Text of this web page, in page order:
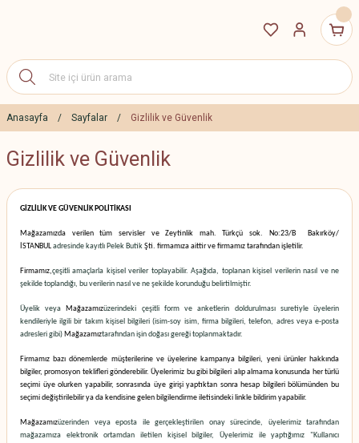
Anasayfa Sayfalar Gizlilik ve Güvenlik
Gizlilik ve Güvenlik
GİZLİLİK VE GÜVENLİK POLİTİKASI
Mağazamızda verilen tüm servisler ve Zeytinlik mah. Türkçü sok. No:23/B Bakırköy/
İSTANBULadresinde kayıtlı Pelek ButikŞti. firmamıza aittir ve firmamız tarafından işletilir.
Firmamız,çeşitli amaçlarla kişisel veriler toplayabilir. Aşağıda, toplanan kişisel verilerin nasıl ve ne
şekilde toplandığı, bu verilerin nasıl ve ne şekilde korunduğu belirtilmiştir.
Üyelik veya Mağazamızüzerindeki çeşitli form ve anketlerin doldurulması suretiyle üyelerin
kendileriyle ilgili bir takım kişisel bilgileri (isim-soy isim, firma bilgileri, telefon, adres veya e-posta
adresleri gibi) Mağazamıztarafından işin doğası gereği toplanmaktadır.
Firmamız bazı dönemlerde müşterilerine ve üyelerine kampanya bilgileri, yeni ürünler hakkında
bilgiler, promosyon teklifleri gönderebilir. Üyelerimiz bu gibi bilgileri alıp almama konusunda her türlü
seçimi üye olurken yapabilir, sonrasında üye girişi yaptıktan sonra hesap bilgileri bölümünden bu
seçimi değiştirilebilir ya da kendisine gelen bilgilendirme iletisindeki linkle bildirim yapabilir.
Mağazamızüzerinden veya eposta ile gerçekleştirilen onay sürecinde, üyelerimiz tarafından
mağazamıza elektronik ortamdan iletilen kişisel bilgiler, Üyelerimiz ile yaptığımız "Kullanıcı